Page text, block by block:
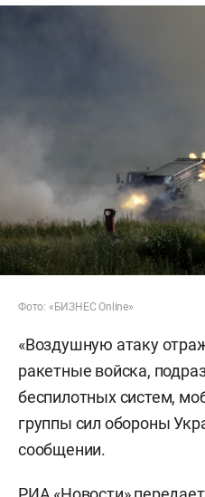
Фото: «БИЗНЕС Online»
«Воздушную атаку
ракетные войска,
беспилотных систем,
группы сил обороны
сообщении.